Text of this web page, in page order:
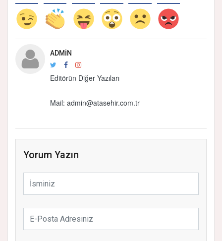
ADMIN
Editörün Diğer Yazıları
Mail: admin@atasehir.com.tr
Yorum Yazın